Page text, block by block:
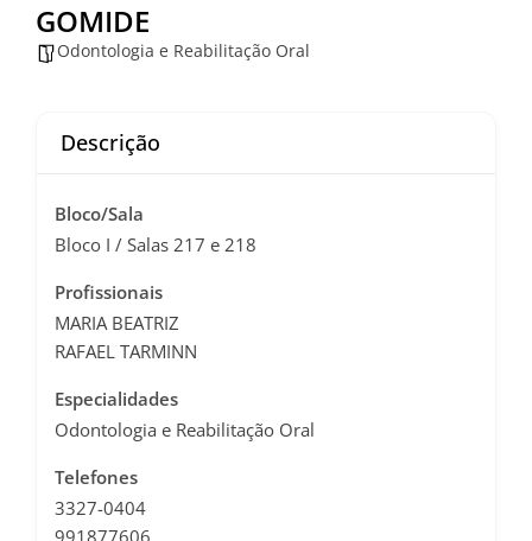
GOMIDE
Odontologia e Reabilitação Oral
Descrição
Bloco/Sala
Bloco I / Salas 217 e 218
Profissionais
MARIA BEATRIZ
RAFAEL TARMINN
Especialidades
Odontologia e Reabilitação Oral
Telefones
3327-0404
991877606